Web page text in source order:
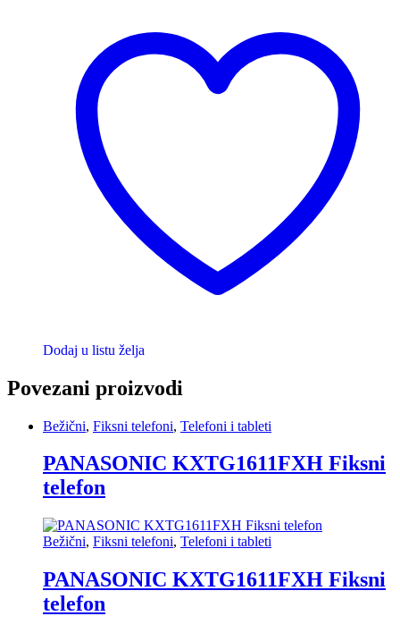
Dodaj u listu želja
Povezani proizvodi
Bežični, Fiksni telefoni, Telefoni i tableti
PANASONIC KXTG1611FXH Fiksni
telefon
Bežični, Fiksni telefoni, Telefoni i tableti
PANASONIC KXTG1611FXH Fiksni
telefon